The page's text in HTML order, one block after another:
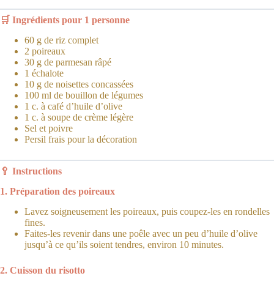
🛒 Ingrédients pour 1 personne
60 g de riz complet
2 poireaux
30 g de parmesan râpé
1 échalote
10 g de noisettes concassées
100 ml de bouillon de légumes
1 c. à café d’huile d’olive
1 c. à soupe de crème légère
Sel et poivre
Persil frais pour la décoration
🥄 Instructions
1. Préparation des poireaux
Lavez soigneusement les poireaux, puis coupez-les en rondelles
fines.
Faites-les revenir dans une poêle avec un peu d’huile d’olive
jusqu’à ce qu’ils soient tendres, environ 10 minutes.
2. Cuisson du risotto